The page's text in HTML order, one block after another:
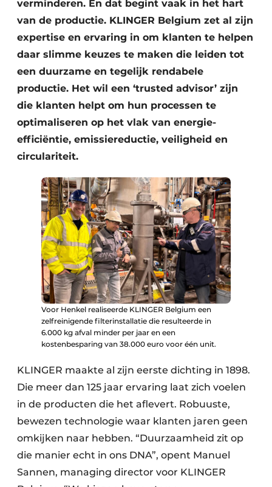
verminderen. En dat begint vaak in het hart
van de productie. KLINGER Belgium zet al zijn
expertise en ervaring in om klanten te helpen
daar slimme keuzes te maken die leiden tot
een duurzame en tegelijk rendabele
productie. Het wil een ‘trusted advisor’ zijn
die klanten helpt om hun processen te
optimaliseren op het vlak van energie-
efficiëntie, emissiereductie, veiligheid en
circulariteit.
Voor Henkel realiseerde KLINGER Belgium een
zelfreinigende filterinstallatie die resulteerde in
6.000 kg afval minder per jaar en een
kostenbesparing van 38.000 euro voor één unit.
KLINGER maakte al zijn eerste dichting in 1898.
Die meer dan 125 jaar ervaring laat zich voelen
in de producten die het aflevert. Robuuste,
bewezen technologie waar klanten jaren geen
omkijken naar hebben. “Duurzaamheid zit op
die manier echt in ons DNA”, opent Manuel
Sannen, managing director voor KLINGER